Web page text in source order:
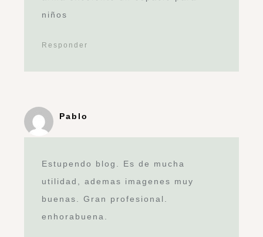
niños
Responder
Pablo
Estupendo blog. Es de mucha
utilidad, ademas imagenes muy
buenas. Gran profesional.
enhorabuena.